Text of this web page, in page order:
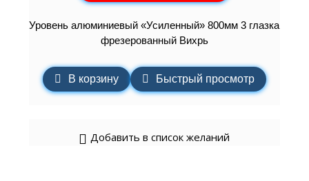
Уровень алюминиевый «Усиленный» 800мм 3 глазка
фрезерованный Вихрь
В корзину Быстрый просмотр
Добавить в список желаний